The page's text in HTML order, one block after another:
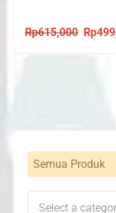
Rp615,000
Original
Rp
Semua Produk